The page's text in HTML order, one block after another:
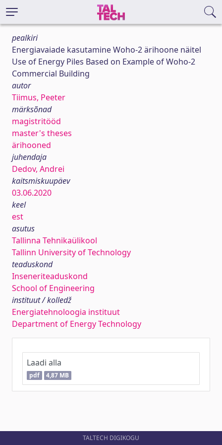
pealkiri
Energiavaiade kasutamine Woho-2 ärihoone näitel
Use of Energy Piles Based on Example of Woho-2
Commercial Building
autor
Tiimus, Peeter
märksõnad
magistritööd
master's theses
ärihooned
juhendaja
Dedov, Andrei
kaitsmiskuupäev
03.06.2020
keel
est
asutus
Tallinna Tehnikaülikool
Tallinn University of Technology
teaduskond
Inseneriteaduskond
School of Engineering
instituut / kolledž
Energiatehnoloogia instituut
Department of Energy Technology
Laadi alla
pdf 4,87 MB
TALTECH DIGIKOGU